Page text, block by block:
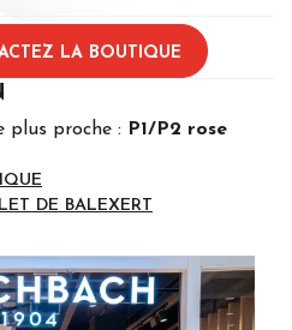
LA BOUTIQUE
plus proche : P1/P2 rose
DE BALEXERT